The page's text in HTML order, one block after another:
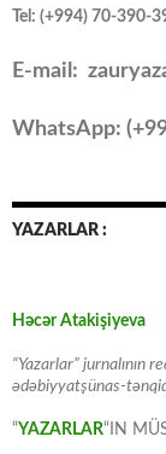
Tel: (+994) 70-390-
E-mail:
WhatsApp: (
YAZARLAR :
Həcər Atakişiyeva
“Yazarlar” jurnalının
ədəbiyyatşünas-
“YAZARLAR“IN